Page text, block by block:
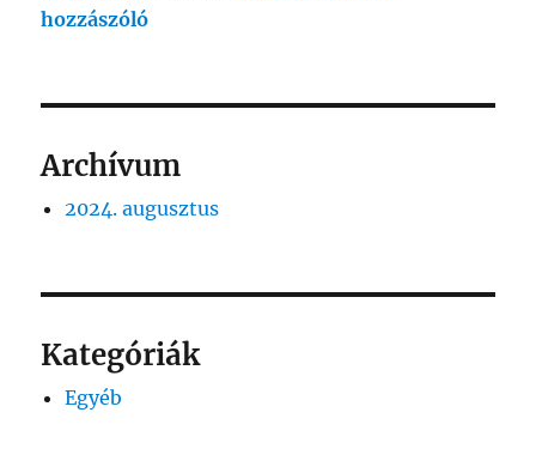
hozzászóló
Archívum
2024. augusztus
Kategóriák
Egyéb